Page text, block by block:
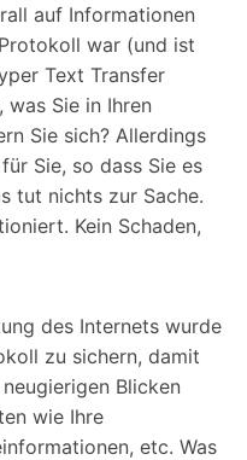
auf Informationen
war (und ist
Text Transfer
Sie in Ihren
Sie sich? Allerdings
Sie, so dass Sie es
tut nichts zur Sache.
Kein Schaden,
des Internets wurde
zu sichern, damit
Blicken
wie Ihre
etc. Was